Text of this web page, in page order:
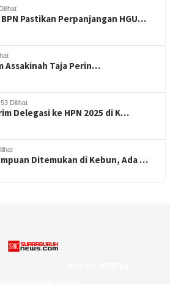
Pastikan Perpanjangan HGU…
Assakinah Taja Perin…
53 Dilihat
Delegasi ke HPN 2025 di K…
Ditemukan di Kebun, Ada …